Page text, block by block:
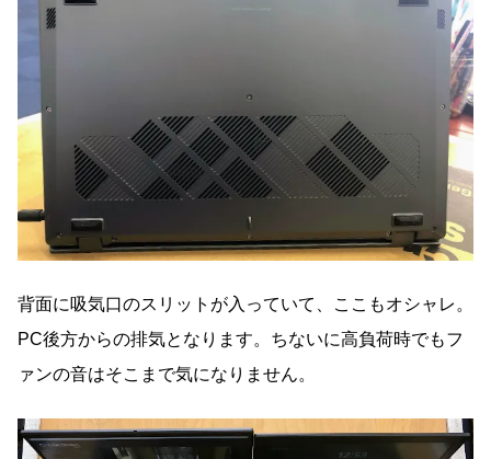
背面に吸気口のスリットが入っていて、ここもオシャレ。
PC後方からの排気となります。ちないに高負荷時でもフ
ァンの音はそこまで気になりません。